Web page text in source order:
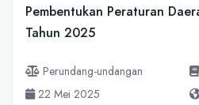
Pembentukan Peraturan
Tahun 2025
Perundang-undangan
22 Mei 2025